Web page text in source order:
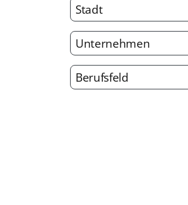
Stadt
Unternehmen
Berufsfeld